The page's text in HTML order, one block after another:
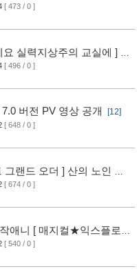
[ 473 / 0 ]
실력지상주의 교실에 ] 블
공개 [10]
[ 496 / 0 ]
버전 PV 영상 공개 [12]
[ 648 / 0 ]
그랜드 오더 ] 산의 노인 신
[ 674 / 0 ]
애니 [ 매지컬★익스플로러
[ 540 / 0 ]